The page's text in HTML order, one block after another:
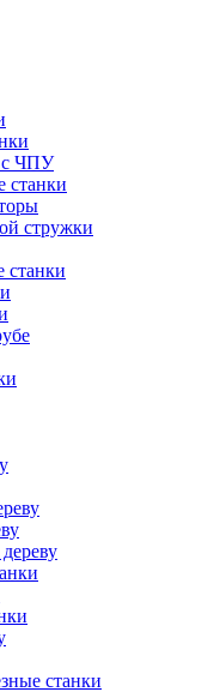
с ЧПУ
станки
стружки
станки
станки